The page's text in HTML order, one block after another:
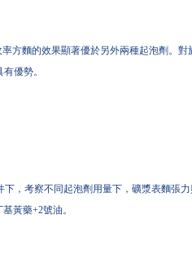
方麵的效果顯著優於另外兩種起泡劑。
有優勢。
下，考察不同起泡劑用量下，礦漿表麵張
黃藥+2號油。